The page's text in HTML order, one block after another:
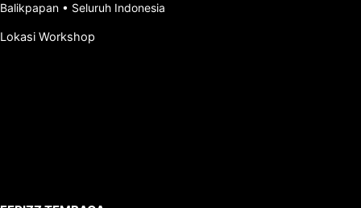
Balikpapan • Seluruh Indonesia
Lokasi Workshop